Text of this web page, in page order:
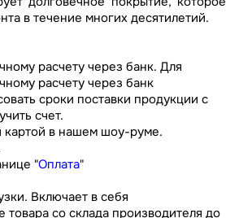
в течение многих десятилетий.
расчету через банк. Для
расчету через банк
сроки поставки продукции с
счет.
картой в нашем шоу-руме.
"Оплата"
Включает в себя
товара со склада производителя до